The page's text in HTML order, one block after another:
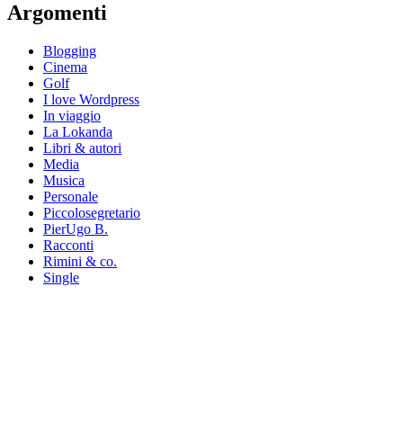
Argomenti
Blogging
Cinema
Golf
I love Wordpress
In viaggio
La Lokanda
Libri & autori
Media
Musica
Personale
Piccolosegretario
PierUgo B.
Racconti
Rimini & co.
Single